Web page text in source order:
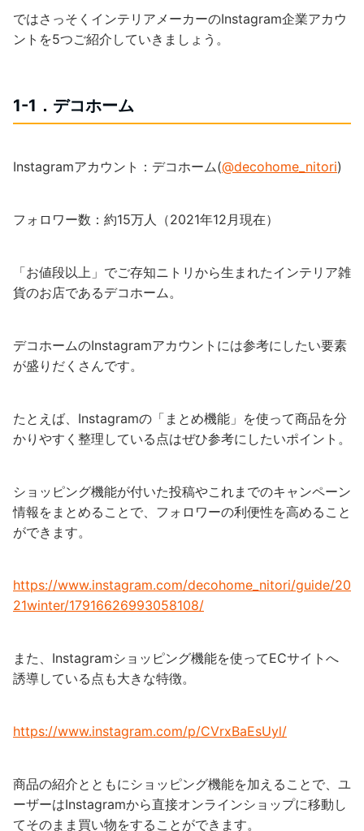
ではさっそくインテリアメーカーのInstagram企業アカウ
ントを5つご紹介していきましょう。
1-1．デコホーム
Instagramアカウント：デコホーム(@decohome_nitori)
フォロワー数：約15万人（2021年12月現在）
「お値段以上」でご存知ニトリから生まれたインテリア雑
貨のお店であるデコホーム。
デコホームのInstagramアカウントには参考にしたい要素
が盛りだくさんです。
たとえば、Instagramの「まとめ機能」を使って商品を分
かりやすく整理している点はぜひ参考にしたいポイント。
ショッピング機能が付いた投稿やこれまでのキャンペーン
情報をまとめることで、フォロワーの利便性を高めること
ができます。
https://www.instagram.com/decohome_nitori/guide/20
21winter/17916626993058108/
また、Instagramショッピング機能を使ってECサイトへ
誘導している点も大きな特徴。
https://www.instagram.com/p/CVrxBaEsUyl/
商品の紹介とともにショッピング機能を加えることで、ユ
ーザーはInstagramから直接オンラインショップに移動し
てそのまま買い物をすることができます。